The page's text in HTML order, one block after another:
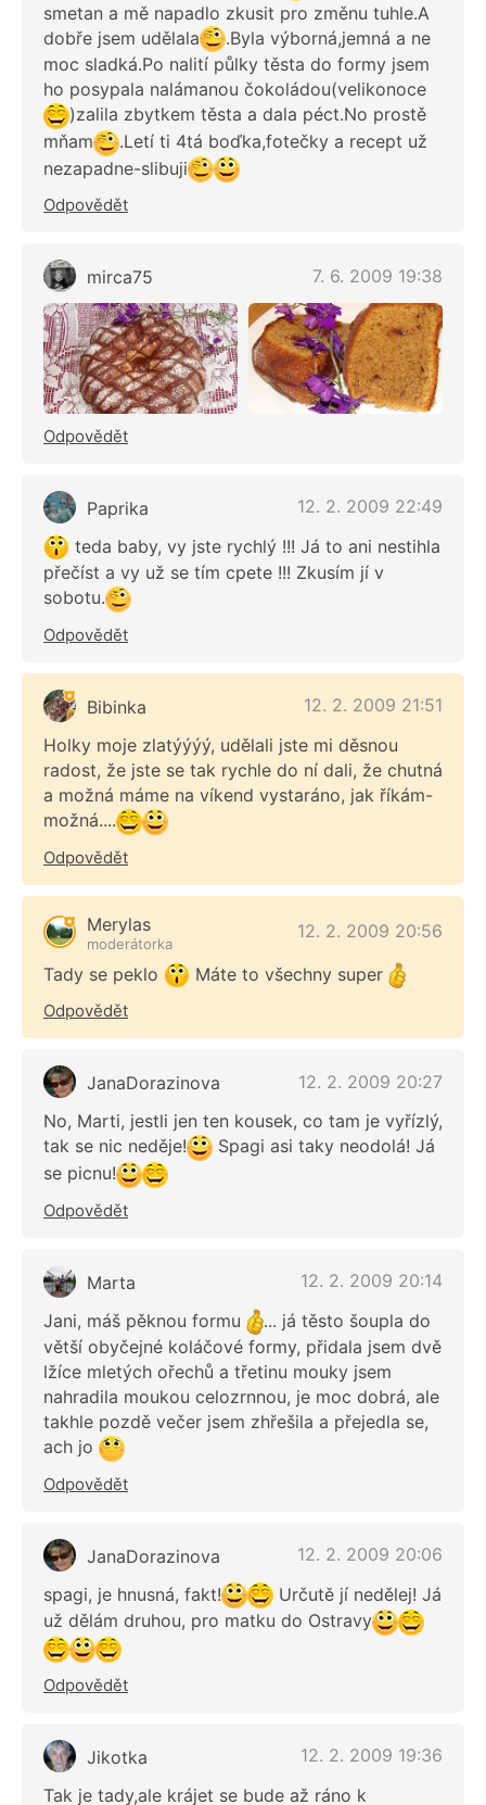
smetan a mě napadlo zkusit pro změnu tuhle.A
dobře jsem udělala
.Byla výborná,jemná a ne
moc sladká.Po nalití půlky těsta do formy jsem
ho posypala nalámanou čokoládou(velikonoce
)zalila zbytkem těsta a dala péct.No prostě
mňam
.Letí ti 4tá boďka,fotečky a recept už
nezapadne-slibuji
Odpovědět
mirca75 7. 6. 2009 19:38
Odpovědět
Paprika
12. 2. 2009 22:49
teda baby, vy jste rychlý !!! Já to ani nestihla
přečíst a vy už se tím cpete !!! Zkusím jí v
sobotu.
Odpovědět
Bibinka
12. 2. 2009 21:51
Holky moje zlatýýýý, udělali jste mi děsnou
radost, že jste se tak rychle do ní dali, že chutná
a možná máme na víkend vystaráno, jak říkám-
možná....
Odpovědět
Merylas
moderátorka
12. 2. 2009 20:56
Tady se peklo
Máte to všechny super
Odpovědět
JanaDorazinova
12. 2. 2009 20:27
No, Marti, jestli jen ten kousek, co tam je vyřízlý,
tak se nic neděje!
Spagi asi taky neodolá! Já
se picnu!
Odpovědět
Marta
12. 2. 2009 20:14
Jani, máš pěknou formu
... já těsto šoupla do
větší obyčejné koláčové formy, přidala jsem dvě
lžíce mletých ořechů a třetinu mouky jsem
nahradila moukou celozrnnou, je moc dobrá, ale
takhle pozdě večer jsem zhřešila a přejedla se,
ach jo
Odpovědět
JanaDorazinova
12. 2. 2009 20:06
spagi, je hnusná, fakt!
Určutě jí nedělej! Já
už dělám druhou, pro matku do Ostravy
Odpovědět
Jikotka
12. 2. 2009 19:36
Tak je tady,ale krájet se bude až ráno k